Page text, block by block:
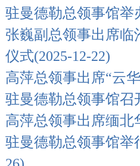
驻曼德勒总领事馆举
张巍副总领事出席临
仪式(2025-12-22)
高萍总领事出席“云
驻曼德勒总领事馆召
高萍总领事出席缅北
驻曼德勒总领事馆举